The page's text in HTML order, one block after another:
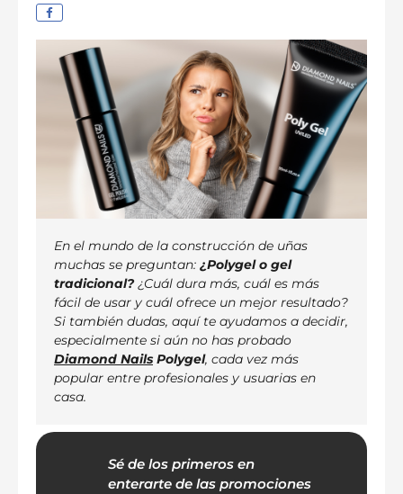
En el mundo de la construcción de uñas
muchas se preguntan: ¿Polygel o gel
tradicional?¿Cuál dura más, cuál es más
fácil de usar y cuál ofrece un mejor resultado?
Si también dudas, aquí te ayudamos a decidir,
especialmente si aún no has probado
Diamond Nails Polygel, cada vez más
popular entre profesionales y usuarias en
casa.
Sé de los primeros en
enterarte de las promociones